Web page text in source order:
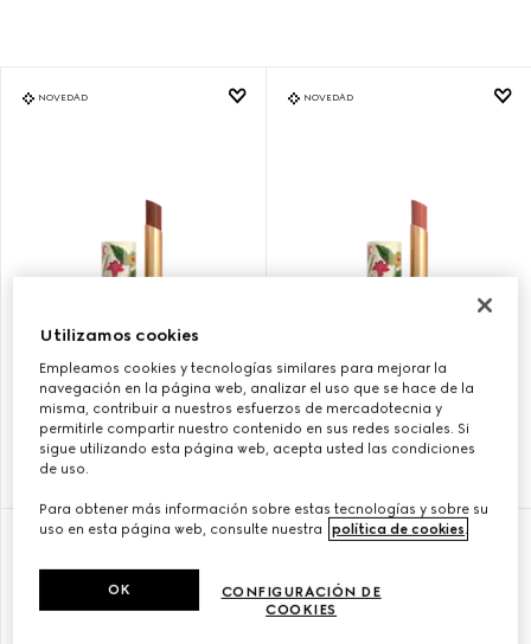
NOVEDAD
122 ELIZA GINGER, EDICIÓN
LIMITADA FLORA ROUGE DE
BEAUTÉ BRILLANT
NOVEDAD
130 ELSA HAZEL, EDICIÓN
LIMITADA ROUGE DE BEAUTÉ
BRILLANT FLORA
Utilizamos cookies
Empleamos cookies y tecnologías similares para mejorar la
navegación en la página web, analizar el uso que se hace de la
misma, contribuir a nuestros esfuerzos de mercadotecnia y
permitirle compartir nuestro contenido en sus redes sociales. Si
sigue utilizando esta página web, acepta usted las condiciones
de uso.
Para obtener más información sobre estas tecnologías y sobre su
uso en esta página web, consulte nuestra
política de cookies.
CONFIGURACIÓN DE
COOKIES
OK